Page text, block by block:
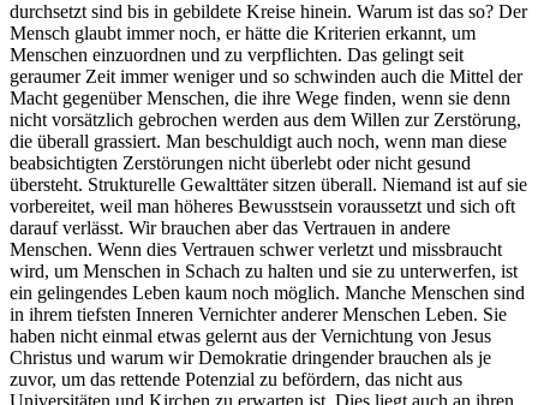
durchsetzt sind bis in gebildete Kreise hinein. Warum ist das so? Der
Mensch glaubt immer noch, er hätte die Kriterien erkannt, um
Menschen einzuordnen und zu verpflichten. Das gelingt seit
geraumer Zeit immer weniger und so schwinden auch die Mittel der
Macht gegenüber Menschen, die ihre Wege finden, wenn sie denn
nicht vorsätzlich gebrochen werden aus dem Willen zur Zerstörung,
die überall grassiert. Man beschuldigt auch noch, wenn man diese
beabsichtigten Zerstörungen nicht überlebt oder nicht gesund
übersteht. Strukturelle Gewalttäter sitzen überall. Niemand ist auf sie
vorbereitet, weil man höheres Bewusstsein voraussetzt und sich oft
darauf verlässt. Wir brauchen aber das Vertrauen in andere
Menschen. Wenn dies Vertrauen schwer verletzt und missbraucht
wird, um Menschen in Schach zu halten und sie zu unterwerfen, ist
ein gelingendes Leben kaum noch möglich. Manche Menschen sind
in ihrem tiefsten Inneren Vernichter anderer Menschen Leben. Sie
haben nicht einmal etwas gelernt aus der Vernichtung von Jesus
Christus und warum wir Demokratie dringender brauchen als je
zuvor, um das rettende Potenzial zu befördern, das nicht aus